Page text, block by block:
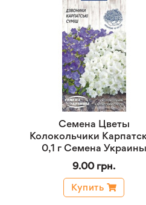
Семена Цветы
Колокольчики
0,1 г Семена Украины
9.00 грн.
Купить